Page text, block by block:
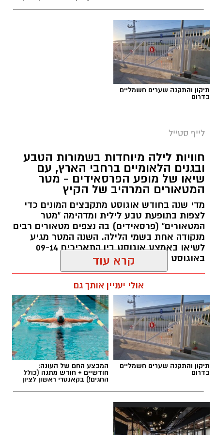
תיקון והתקנה שערים חשמליים
בדרום
לייף סטייל
חוויות לילה מיוחדות בשמורות הטבע
ובגנים הלאומיים ברחבי הארץ, עם
שיאו של מופע הפרסאידים - מטר
המטאורים המרהיב של הקיץ
מדי שנה בחודש אוגוסט מתקבצים המונים כדי
לצפות בתופעת טבע לילית ומדהימה "מטר
המטאורים" (פרסאידים) בה נצפים מטאורים רבים
מנקודה אחת בשמי הלילה. השנה המטר מגיע
לשיאו באמצע אוגוסט בין התאריכים 09-14
באוגוסט 2026.
תגים:מטר המטאורים
כשהשמש שוקעת והשמיים מתכסים באלפי כוכבים,
הטבע מציג את אחד המופעים המרהיבים של
השנה - מטר הפרסאידים. זו ההזדמנות לעצור
לרגע, להתרחק מאורות העיר, להרים את המבט אל
השמיים ולגלות עולם שלם של כוכבים, כוכבי לכת,
קרא עוד
אולי יעניין אותך גם
תיקון והתקנה שערים חשמליים
בדרום
המבצע החם של העונה:
חודשיים + חודש מתנה (כולל
החגים!) בקאנטרי ראשון לציון